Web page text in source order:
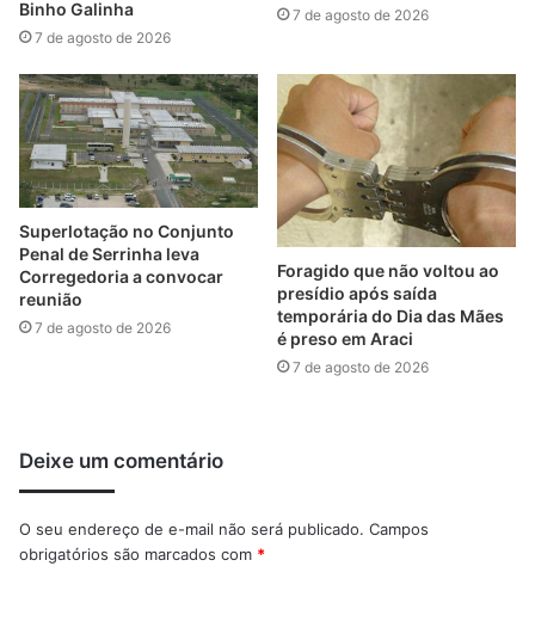
Binho Galinha
7 de agosto de 2026
7 de agosto de 2026
Superlotação no Conjunto
Penal de Serrinha leva
Corregedoria a convocar
reunião
7 de agosto de 2026
Foragido que não voltou ao
presídio após saída
temporária do Dia das Mães
é preso em Araci
7 de agosto de 2026
Deixe um comentário
O seu endereço de e-mail não será publicado. Campos
obrigatórios são marcados com *